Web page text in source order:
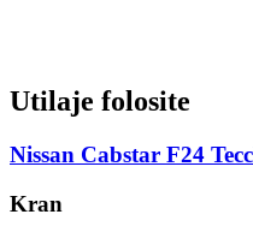
Utilaje folosite
Nissan Cabstar F24
Kran